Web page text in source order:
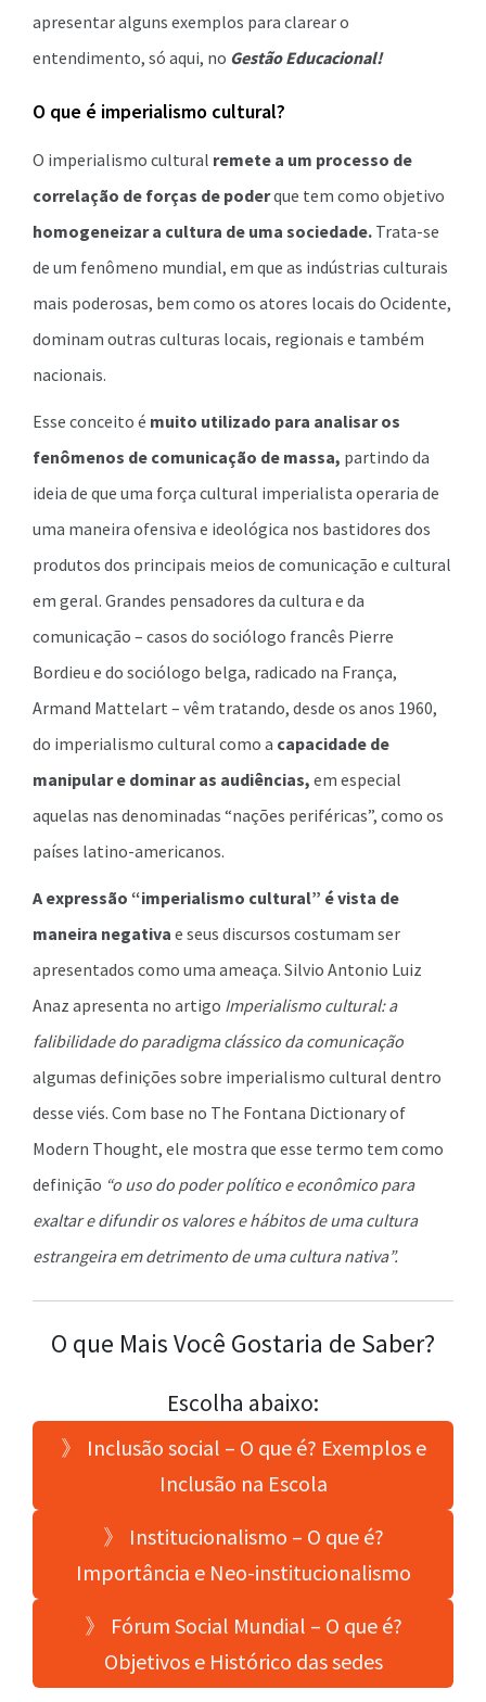
apresentar alguns exemplos para clarear o
entendimento, só aqui, no Gestão Educacional!
O que é imperialismo cultural?
O imperialismo cultural remete a um processo de
correlação de forças de poderque tem como objetivo
homogeneizar a cultura de uma sociedade. Trata-se
de um fenômeno mundial, em que as indústrias culturais
mais poderosas, bem como os atores locais do Ocidente,
dominam outras culturas locais, regionais e também
nacionais.
Esse conceito é muito utilizado para analisar os
fenômenos de comunicação de massa, partindo da
ideia de que uma força cultural imperialista operaria de
uma maneira ofensiva e ideológica nos bastidores dos
produtos dos principais meios de comunicação e cultural
em geral. Grandes pensadores da cultura e da
comunicação – casos do sociólogo francês Pierre
Bordieu e do sociólogo belga, radicado na França,
Armand Mattelart – vêm tratando, desde os anos 1960,
do imperialismo cultural como a capacidade de
manipular e dominar as audiências, em especial
aquelas nas denominadas “nações periféricas”, como os
países latino-americanos.
A expressão “imperialismo cultural” é vista de
maneira negativa e seus discursos costumam ser
apresentados como uma ameaça. Silvio Antonio Luiz
Anaz apresenta no artigo Imperialismo cultural: a
falibilidade do paradigma clássico da comunicação
algumas definições sobre imperialismo cultural dentro
desse viés. Com base no The Fontana Dictionary of
Modern Thought, ele mostra que esse termo tem como
definição “o uso do poder político e econômico para
exaltar e difundir os valores e hábitos de uma cultura
estrangeira em detrimento de uma cultura nativa”.
O que Mais Você Gostaria de Saber?
Escolha abaixo:
》 Inclusão social – O que é? Exemplos e
Inclusão na Escola
》 Institucionalismo – O que é?
Importância e Neo-institucionalismo
》 Fórum Social Mundial – O que é?
Objetivos e Histórico das sedes